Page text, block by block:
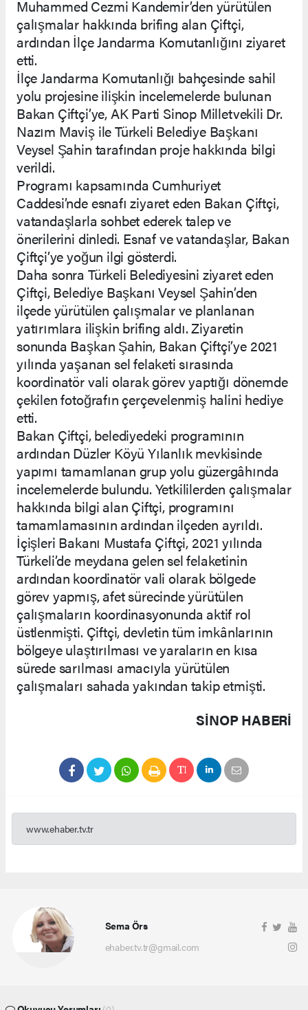
Muhammed Cezmi Kandemir’den yürütülen
çalışmalar hakkında brifing alan Çiftçi,
ardından İlçe Jandarma Komutanlığını ziyaret
etti.
İlçe Jandarma Komutanlığı bahçesinde sahil
yolu projesine ilişkin incelemelerde bulunan
Bakan Çiftçi’ye, AK Parti Sinop Milletvekili Dr.
Nazım Maviş ile Türkeli Belediye Başkanı
Veysel Şahin tarafından proje hakkında bilgi
verildi.
Programı kapsamında Cumhuriyet
Caddesi’nde esnafı ziyaret eden Bakan Çiftçi,
vatandaşlarla sohbet ederek talep ve
önerilerini dinledi. Esnaf ve vatandaşlar, Bakan
Çiftçi’ye yoğun ilgi gösterdi.
Daha sonra Türkeli Belediyesini ziyaret eden
Çiftçi, Belediye Başkanı Veysel Şahin’den
ilçede yürütülen çalışmalar ve planlanan
yatırımlara ilişkin brifing aldı. Ziyaretin
sonunda Başkan Şahin, Bakan Çiftçi’ye 2021
yılında yaşanan sel felaketi sırasında
koordinatör vali olarak görev yaptığı dönemde
çekilen fotoğrafın çerçevelenmiş halini hediye
etti.
Bakan Çiftçi, belediyedeki programının
ardından Düzler Köyü Yılanlık mevkisinde
yapımı tamamlanan grup yolu güzergâhında
incelemelerde bulundu. Yetkililerden çalışmalar
hakkında bilgi alan Çiftçi, programını
tamamlamasının ardından ilçeden ayrıldı.
İçişleri Bakanı Mustafa Çiftçi, 2021 yılında
Türkeli’de meydana gelen sel felaketinin
ardından koordinatör vali olarak bölgede
görev yapmış, afet sürecinde yürütülen
çalışmaların koordinasyonunda aktif rol
üstlenmişti. Çiftçi, devletin tüm imkânlarının
bölgeye ulaştırılması ve yaraların en kısa
sürede sarılması amacıyla yürütülen
çalışmaları sahada yakından takip etmişti.
SINOP HABERİ
www.ehaber.tv.tr
Sema Örs
ehaber.tv.tr@gmail.com